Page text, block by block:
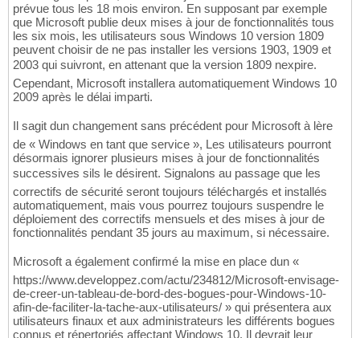
prévue tous les 18 mois environ. En supposant par exemple
que Microsoft publie deux mises à jour de fonctionnalités tous
les six mois, les utilisateurs sous Windows 10 version 1809
peuvent choisir de ne pas installer les versions 1903, 1909 et
2003 qui suivront, en attenant que la version 1809 nexpire.
Cependant, Microsoft installera automatiquement Windows 10
2009 après le délai imparti.
Il sagit dun changement sans précédent pour Microsoft à lère
de « Windows en tant que service », Les utilisateurs pourront
désormais ignorer plusieurs mises à jour de fonctionnalités
successives sils le désirent. Signalons au passage que les
correctifs de sécurité seront toujours téléchargés et installés
automatiquement, mais vous pourrez toujours suspendre le
déploiement des correctifs mensuels et des mises à jour de
fonctionnalités pendant 35 jours au maximum, si nécessaire.
Microsoft a également confirmé la mise en place dun «
https://www.developpez.com/actu/234812/Microsoft-envisage-
de-creer-un-tableau-de-bord-des-bogues-pour-Windows-10-
afin-de-faciliter-la-tache-aux-utilisateurs/ » qui présentera aux
utilisateurs finaux et aux administrateurs les différents bogues
connus et répertoriés affectant Windows 10. Il devrait leur